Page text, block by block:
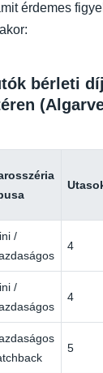
érdemes
bérleti
/
4
/
4
5